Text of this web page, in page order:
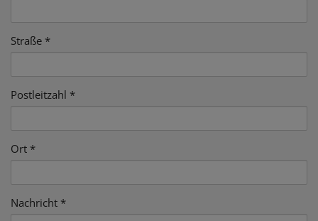
Straße
Postleitzahl
Ort
Nachricht